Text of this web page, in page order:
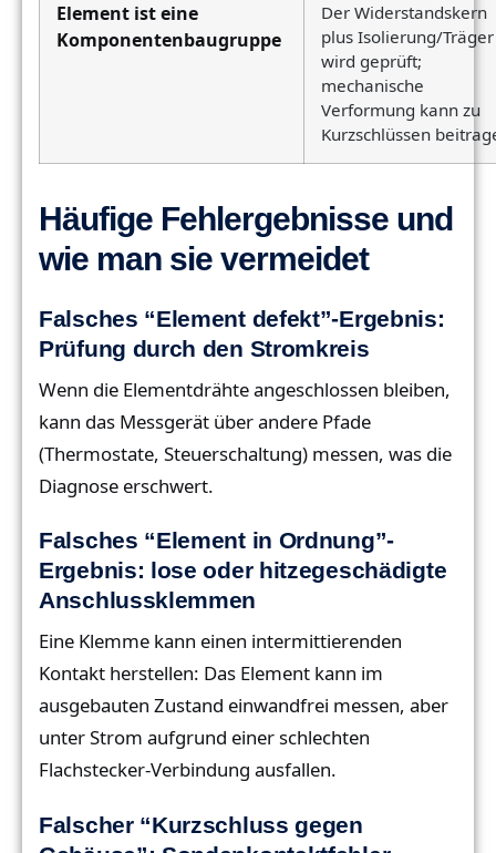
Element ist eine
Komponentenbaugruppe
Der Widerstandskern
plus Isolierung/Träger
wird geprüft;
mechanische
Verformung kann zu
Kurzschlüssen
Häufige Fehlergebnisse und
wie man sie vermeidet
Falsches “Element defekt”-Ergebnis:
Prüfung durch den Stromkreis
Wenn die Elementdrähte angeschlossen bleiben,
kann das Messgerät über andere Pfade
(Thermostate, Steuerschaltung) messen, was die
Diagnose erschwert.
Falsches “Element in Ordnung”-
Ergebnis: lose oder hitzegeschädigte
Anschlussklemmen
Eine Klemme kann einen intermittierenden
Kontakt herstellen: Das Element kann im
ausgebauten Zustand einwandfrei messen, aber
unter Strom aufgrund einer schlechten
Flachstecker-Verbindung ausfallen.
Falscher “Kurzschluss gegen